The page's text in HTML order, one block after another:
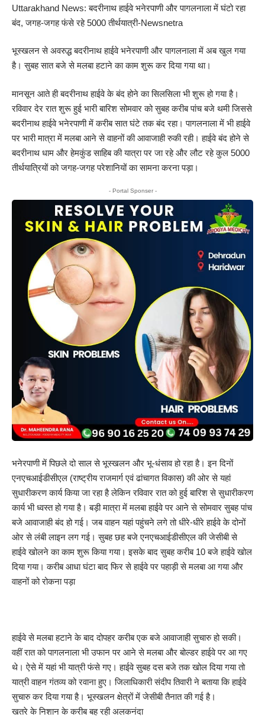
Uttarakhand News: बदरीनाथ हाईवे भनेरपाणी और पागलनाला में घंटो रहा
बंद, जगह-जगह फंसे रहे 5000 तीर्थयात्री-Newsnetra
भूस्खलन से अवरुद्ध बदरीनाथ हाईवे भनेरपाणी और पागलनाला में अब खुल गया
है। सुबह सात बजे से मलबा हटाने का काम शुरू कर दिया गया था।
मानसून आते ही बदरीनाथ हाईवे के बंद होने का सिलसिला भी शुरू हो गया है।
रविवार देर रात शुरू हुई भारी बारिश सोमवार को सुबह करीब पांच बजे थमी जिससे
बदरीनाथ हाईवे भनेरपाणी में करीब सात घंटे तक बंद रहा। पागलनाला में भी हाईवे
पर भारी मात्रा में मलबा आने से वाहनों की आवाजाही रुकी रही। हाईवे बंद होने से
बदरीनाथ धाम और हेमकुंड साहिब की यात्रा पर जा रहे और लौट रहे कुल 5000
तीर्थयात्रियों को जगह-जगह परेशानियों का सामना करना पड़ा।
- Portal Sponser -
भनेरपाणी में पिछले दो साल से भूस्खलन और भू-धंसाव हो रहा है। इन दिनों
एनएचआईडीसीएल (राष्ट्रीय राजमार्ग एवं ढांचागत विकास) की ओर से यहां
सुधारीकरण कार्य किया जा रहा है लेकिन रविवार रात को हुई बारिश से सुधारीकरण
कार्य भी ध्वस्त हो गया है। बड़ी मात्रा में मलबा हाईवे पर आने से सोमवार सुबह पांच
बजे आवाजाही बंद हो गई। जब वाहन यहां पहुंचने लगे तो धीरे-धीरे हाईवे के दोनों
ओर से लंबी लाइन लग गई। सुबह छह बजे एनएचआईडीसीएल की जेसीबी से
हाईवे खोलने का काम शुरू किया गया। इसके बाद सुबह करीब 10 बजे हाईवे खोल
दिया गया। करीब आधा घंटा बाद फिर से हाईवे पर पहाड़ी से मलबा आ गया और
वाहनों को रोकना पड़ा
हाईवे से मलबा हटाने के बाद दोपहर करीब एक बजे आवाजाही सुचारु हो सकी।
वहीं रात को पागलनाला भी उफान पर आने से मलबा और बोल्डर हाईवे पर आ गए
थे। ऐसे में यहां भी यात्री फंसे गए। हाईवे सुबह दस बजे तक खोल दिया गया तो
यात्री वाहन गंतव्य को रवाना हुए। जिलाधिकारी संदीप तिवारी ने बताया कि हाईवे
सुचारु कर दिया गया है। भूस्खलन क्षेत्रों में जेसीबी तैनात की गई है।
खतरे के निशान के करीब बह रही अलकनंदा